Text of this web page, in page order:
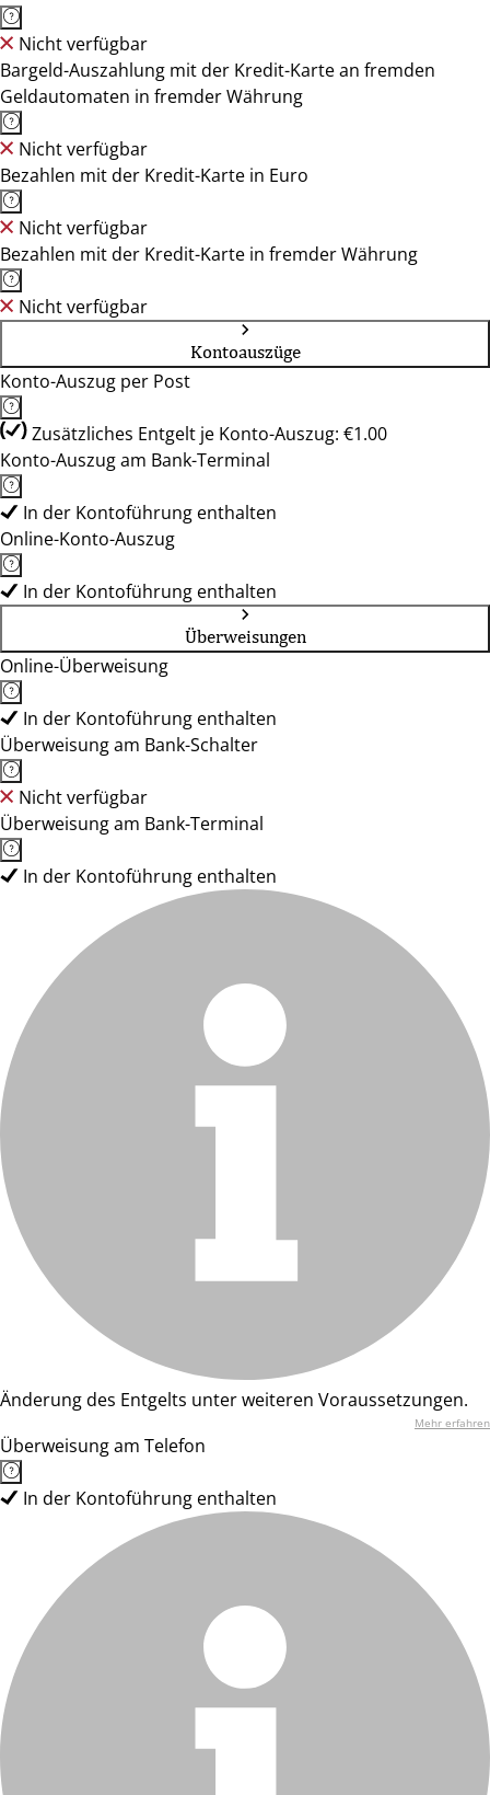
Nicht verfügbar
Bargeld-Auszahlung mit der Kredit-Karte an fremden
Geldautomaten in fremder Währung
Nicht verfügbar
Bezahlen mit der Kredit-Karte in Euro
Nicht verfügbar
Bezahlen mit der Kredit-Karte in fremder Währung
Nicht verfügbar
Kontoauszüge
Konto-Auszug per Post
Zusätzliches Entgelt je Konto-Auszug: €1.00
Konto-Auszug am Bank-Terminal
In der Kontoführung enthalten
Online-Konto-Auszug
In der Kontoführung enthalten
Überweisungen
Online-Überweisung
In der Kontoführung enthalten
Überweisung am Bank-Schalter
Nicht verfügbar
Überweisung am Bank-Terminal
In der Kontoführung enthalten
Änderung des Entgelts unter weiteren Voraussetzungen.
Mehr erfahren
Überweisung am Telefon
In der Kontoführung enthalten